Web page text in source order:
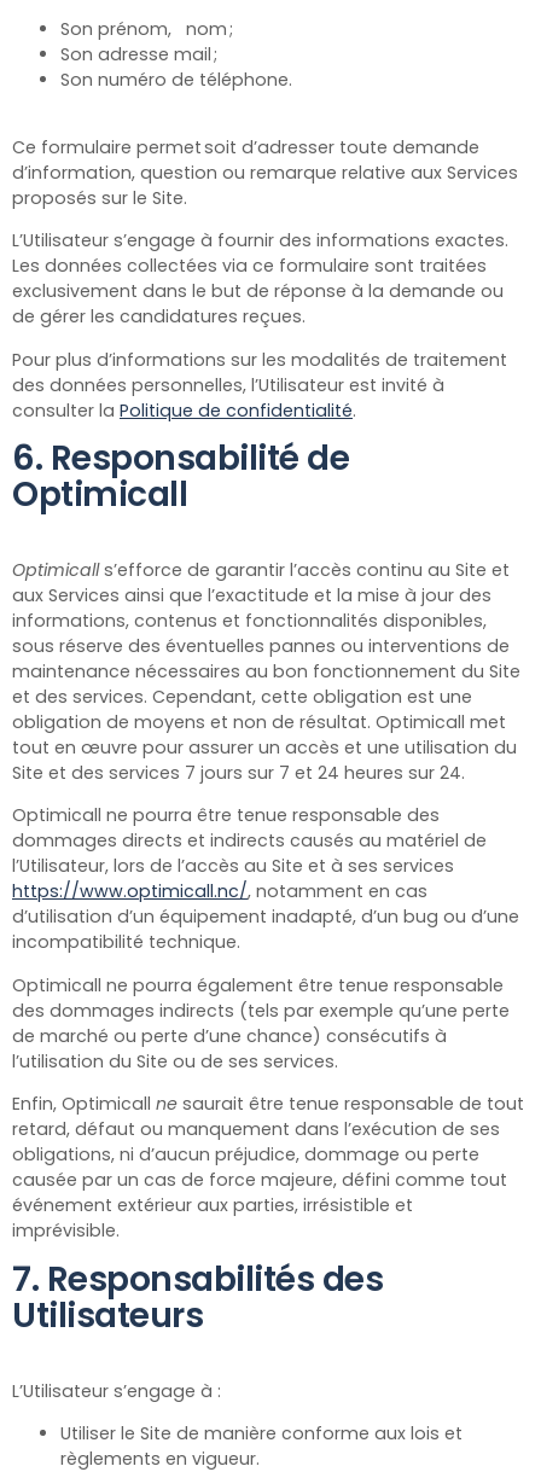
Son prénom, nom ;
Son adresse mail ;
Son numéro de téléphone.
Ce formulaire permet soit d’adresser toute demande
d’information, question ou remarque relative aux Services
proposés sur le Site.
L’Utilisateur s’engage à fournir des informations exactes.
Les données collectées via ce formulaire sont traitées
exclusivement dans le but de réponse à la demande ou
de gérer les candidatures reçues.
Pour plus d’informations sur les modalités de traitement
des données personnelles, l’Utilisateur est invité à
consulter la Politique de confidentialité.
6. Responsabilité de
Optimicall
Optimicalls’efforce de garantir l’accès continu au Site et
aux Services ainsi que l’exactitude et la mise à jour des
informations, contenus et fonctionnalités disponibles,
sous réserve des éventuelles pannes ou interventions de
maintenance nécessaires au bon fonctionnement du Site
et des services. Cependant, cette obligation est une
obligation de moyens et non de résultat. Optimicall met
tout en œuvre pour assurer un accès et une utilisation du
Site et des services 7 jours sur 7 et 24 heures sur 24.
Optimicall ne pourra être tenue responsable des
dommages directs et indirects causés au matériel de
l’Utilisateur, lors de l’accès au Site et à ses services
https://www.optimicall.nc/, notamment en cas
d’utilisation d’un équipement inadapté, d’un bug ou d’une
incompatibilité technique.
Optimicall ne pourra également être tenue responsable
des dommages indirects (tels par exemple qu’une perte
de marché ou perte d’une chance) consécutifs à
l’utilisation du Site ou de ses services.
Enfin, Optimicall ne saurait être tenue responsable de tout
retard, défaut ou manquement dans l’exécution de ses
obligations, ni d’aucun préjudice, dommage ou perte
causée par un cas de force majeure, défini comme tout
événement extérieur aux parties, irrésistible et
imprévisible.
7. Responsabilités des
Utilisateurs
L’Utilisateur s’engage à :
Utiliser le Site de manière conforme aux lois et
règlements en vigueur.